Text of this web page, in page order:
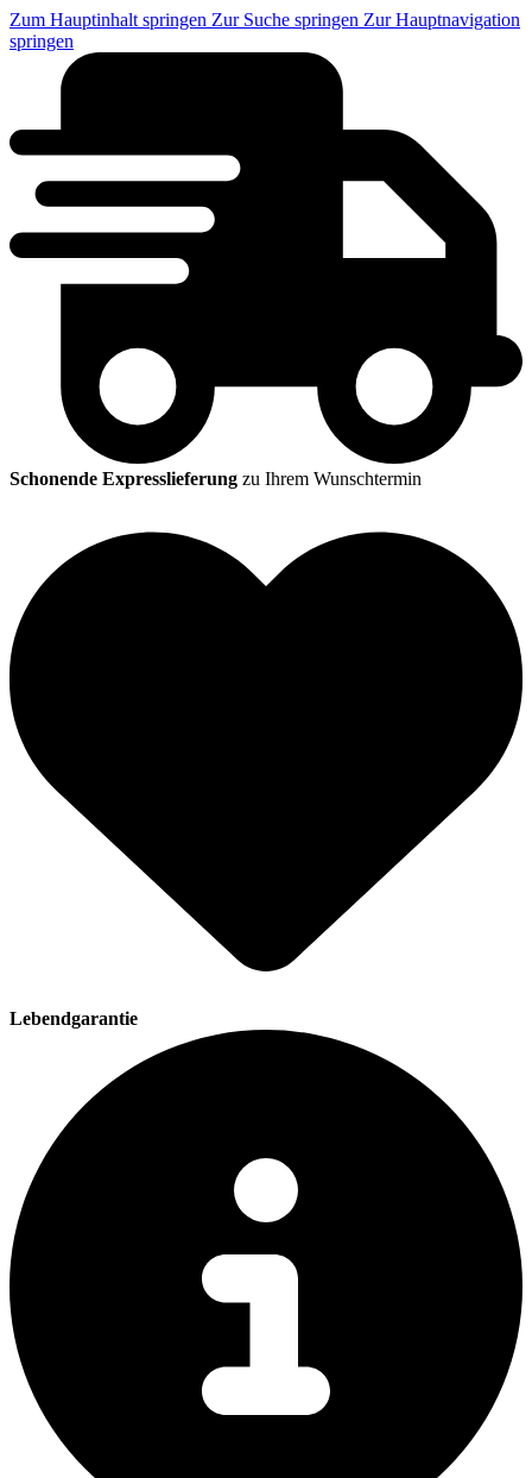
Zum Hauptinhalt springen Zur Suche springen Zur Hauptnavigation
springen
Schonende Expresslieferung zu Ihrem Wunschtermin
Lebendgarantie